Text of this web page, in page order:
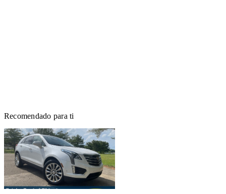
Recomendado para ti